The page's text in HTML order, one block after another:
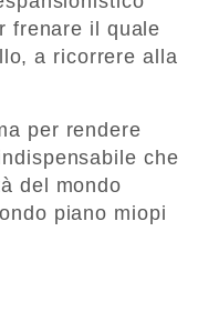
frenare il quale
a ricorrere alla
per rendere
che
del mondo
piano miopi